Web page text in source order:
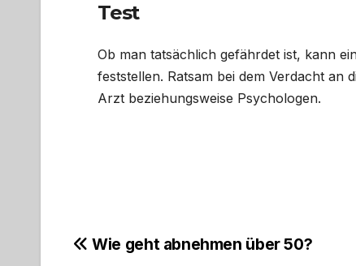
Test
Ob man tatsächlich gefährdet ist, kann
feststellen. Ratsam bei dem Verdacht an
Arzt beziehungsweise Psychologen.
Beitragsnavigation
Wie geht abnehmen über 50?